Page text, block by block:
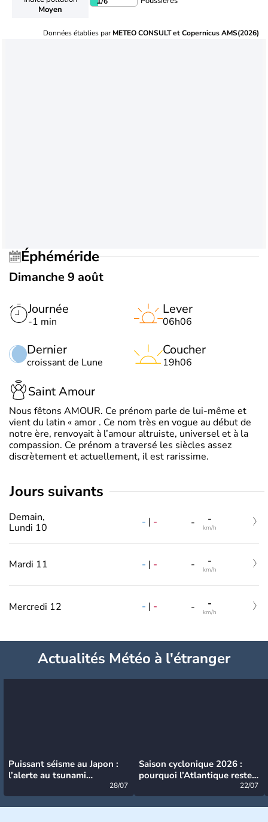
Moyen
Données établies parMETEO CONSULT et Copernicus AMS(2026)
Éphéméride
Dimanche 9 août
Journée
-1 min
Dernier
croissant de Lune
Lever
06h06
Coucher
19h06
Saint Amour
Nous fêtons AMOUR. Ce prénom parle de lui-même et
vient du latin « amor . Ce nom très en vogue au début de
notre ère, renvoyait à l’amour altruiste, universel et à la
compassion. Ce prénom a traversé les siècles assez
discrètement et actuellement, il est rarissime.
jours suivants
Demain,
Lundi 10
- | - - -
km/h
Mardi 11 - | - - -
km/h
Mercredi 12 - | - - -
km/h
Actualités Météo à l'étranger
Puissant séisme au Japon :
l’alerte au tsunami
28/07
Saison cyclonique 2026 :
pourquoi l’Atlantique reste
22/07